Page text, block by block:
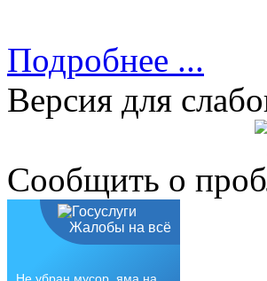
Подробнее ...
Версия для
Сообщить о
Жалобы на всё